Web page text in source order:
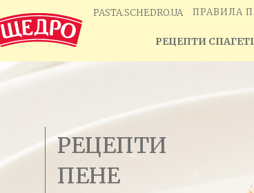
PASTA.SCHEDRO.UA ПРАВИЛА
РЕЦЕПТИ СПАГЕТІ
РЕЦЕПТИ
ПЕНЕ